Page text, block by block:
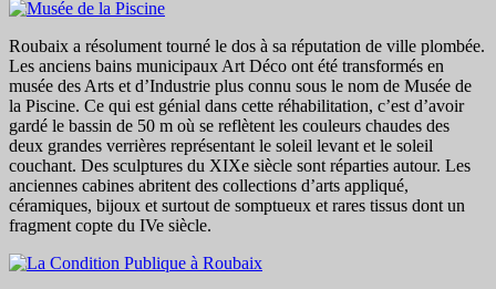
Roubaix a résolument tourné le dos à sa réputation de ville plombée.
Les anciens bains municipaux Art Déco ont été transformés en
musée des Arts et d’Industrie plus connu sous le nom de Musée de
la Piscine. Ce qui est génial dans cette réhabilitation, c’est d’avoir
gardé le bassin de 50 m où se reflètent les couleurs chaudes des
deux grandes verrières représentant le soleil levant et le soleil
couchant. Des sculptures du XIXe siècle sont réparties autour. Les
anciennes cabines abritent des collections d’arts appliqué,
céramiques, bijoux et surtout de somptueux et rares tissus dont un
fragment copte du IVe siècle.